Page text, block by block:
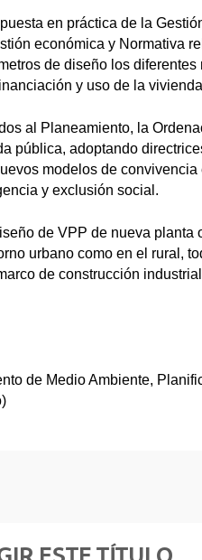
en práctica de la
económica y Normativa
de diseño los diferentes
y uso de la
al Planeamiento, la
pública, adoptando
modelos de convivencia
y exclusión social.
de VPP de nueva planta
urbano como en el rural,
de construcción
de Medio Ambiente,